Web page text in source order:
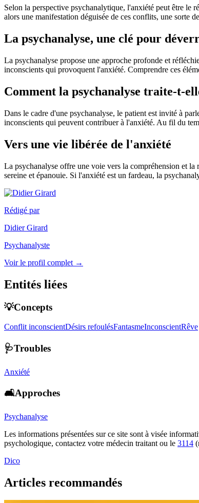
Selon la perspective psychanalytique, l'anxiété peut être le
alors une manifestation déguisée de ces conflits, une sorte
La psychanalyse, une clé pour
La psychanalyse propose une approche profonde et
inconscients qui provoquent l'anxiété. Comprendre ces
Comment la psychanalyse traite-t-
Dans le cadre d'une psychanalyse, le patient est invité à
inconscients qui peuvent contribuer à l'anxiété. Au fil du
Vers une vie libérée de l'anxiété
La psychanalyse offre une voie vers la compréhension et
sereine et épanouie. Si l'anxiété est un fardeau, la
Rédigé par
Didier Girard
Psychanalyste
Voir le profil complet →
Entités liées
💡Concepts
Conflit inconscientDésirs refoulésFantasmeInconscientRêve
🩺Troubles
Anxiété
🛋️Approches
Psychanalyse
Les informations présentées sur ce site sont à visée
psychologique, contactez votre médecin traitant ou le 3114
Dico
Articles recommandés